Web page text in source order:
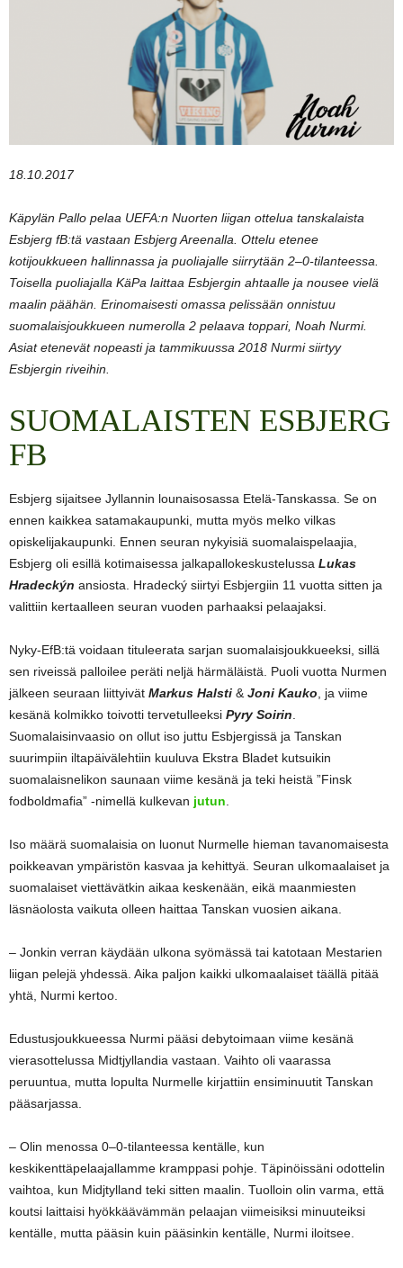
18.10.2017
Käpylän Pallo pelaa UEFA:n Nuorten liigan ottelua tanskalaista
Esbjerg fB:tä vastaan Esbjerg Areenalla. Ottelu etenee
kotijoukkueen hallinnassa ja puoliajalle siirrytään 2–0-tilanteessa.
Toisella puoliajalla KäPa laittaa Esbjergin ahtaalle ja nousee vielä
maalin päähän. Erinomaisesti omassa pelissään onnistuu
suomalaisjoukkueen numerolla 2 pelaava toppari, Noah Nurmi.
Asiat etenevät nopeasti ja tammikuussa 2018 Nurmi siirtyy
Esbjergin riveihin.
SUOMALAISTEN ESBJERG
FB
Esbjerg sijaitsee Jyllannin lounaisosassa Etelä-Tanskassa. Se on
ennen kaikkea satamakaupunki, mutta myös melko vilkas
opiskelijakaupunki. Ennen seuran nykyisiä suomalaispelaajia,
Esbjerg oli esillä kotimaisessa jalkapallokeskustelussa Lukas
Hradeckýn ansiosta. Hradecký siirtyi Esbjergiin 11 vuotta sitten ja
valittiin kertaalleen seuran vuoden parhaaksi pelaajaksi.
Nyky-EfB:tä voidaan tituleerata sarjan suomalaisjoukkueeksi, sillä
sen riveissä palloilee peräti neljä härmäläistä. Puoli vuotta Nurmen
jälkeen seuraan liittyivät Markus Halsti & Joni Kauko , ja viime
kesänä kolmikko toivotti tervetulleeksi Pyry Soirin
Suomalaisinvaasio on ollut iso juttu Esbjergissä ja Tanskan
suurimpiin iltapäivälehtiin kuuluva Ekstra Bladet kutsuikin
suomalaisnelikon saunaan viime kesänä ja teki heistä ”Finsk
fodboldmafia” -nimellä kulkevan jutun
Iso määrä suomalaisia on luonut Nurmelle hieman tavanomaisesta
poikkeavan ympäristön kasvaa ja kehittyä. Seuran ulkomaalaiset ja
suomalaiset viettävätkin aikaa keskenään, eikä maanmiesten
läsnäolosta vaikuta olleen haittaa Tanskan vuosien aikana.
– Jonkin verran käydään ulkona syömässä tai katotaan Mestarien
liigan pelejä yhdessä. Aika paljon kaikki ulkomaalaiset täällä pitää
yhtä, Nurmi kertoo.
Edustusjoukkueessa Nurmi pääsi debytoimaan viime kesänä
vierasottelussa Midtjyllandia vastaan. Vaihto oli vaarassa
peruuntua, mutta lopulta Nurmelle kirjattiin ensiminuutit Tanskan
pääsarjassa.
­– Olin menossa 0–0-tilanteessa kentälle, kun
keskikenttäpelaajallamme kramppasi pohje. Täpinöissäni odottelin
vaihtoa, kun Midjtylland teki sitten maalin. Tuolloin olin varma, että
koutsi laittaisi hyökkäävämmän pelaajan viimeisiksi minuuteiksi
kentälle, mutta pääsin kuin pääsinkin kentälle, Nurmi iloitsee.